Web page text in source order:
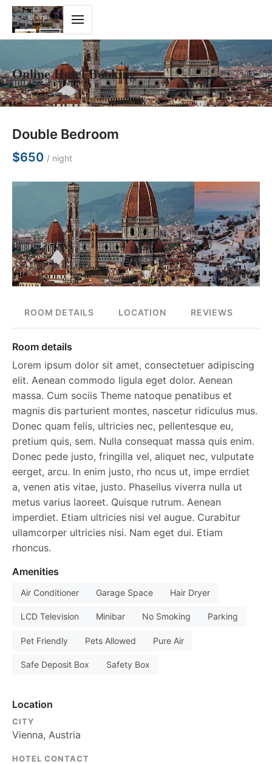
Online Hotel Booking
Double Bedroom
$650 / night
ROOM DETAILS LOCATION REVIEWS
Room details
Lorem ipsum dolor sit amet, consectetuer adipiscing
elit. Aenean commodo ligula eget dolor. Aenean
massa. Cum sociis Theme natoque penatibus et
magnis dis parturient montes, nascetur ridiculus mus.
Donec quam felis, ultricies nec, pellentesque eu,
pretium quis, sem. Nulla consequat massa quis enim.
Donec pede justo, fringilla vel, aliquet nec, vulputate
eerget, arcu. In enim justo, rho ncus ut, impe errdiet
a, venen atis vitae, justo. Phasellus viverra nulla ut
metus varius laoreet. Quisque rutrum. Aenean
imperdiet. Etiam ultricies nisi vel augue. Curabitur
ullamcorper ultricies nisi. Nam eget dui. Etiam
rhoncus.
Amenities
Air Conditioner Garage Space Hair Dryer
LCD Television Minibar No Smoking Parking
Pet Friendly Pets Allowed Pure Air
Safe Deposit Box Safety Box
Location
CITY
Vienna, Austria
HOTEL CONTACT